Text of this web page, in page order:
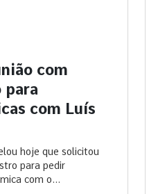
com
com Luís
hoje que solicitou
para pedir
com o...